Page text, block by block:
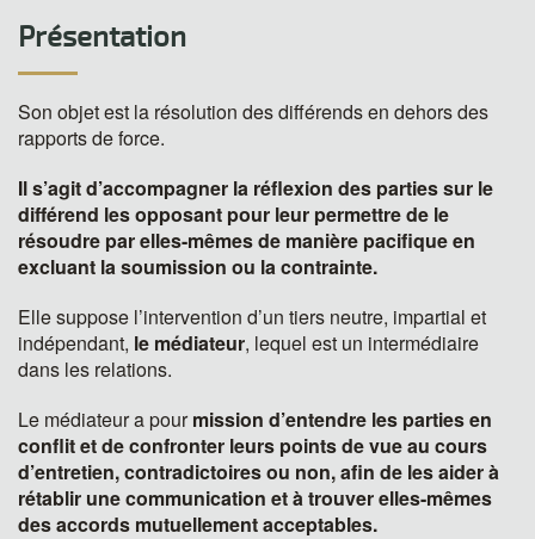
Présentation
Son objet est la résolution des différends en dehors des
rapports de force.
Il s’agit d’accompagner la réflexion des parties sur le
différend les opposant pour leur permettre de le
résoudre par elles-mêmes de manière pacifique en
excluant la soumission ou la contrainte.
Elle suppose l’intervention d’un tiers neutre, impartial et
indépendant, le médiateur, lequel est un intermédiaire
dans les relations.
Le médiateur a pourmission d’entendre les parties en
conflit et de confronter leurs points de vue au cours
d’entretien, contradictoires ou non, afin de les aider à
rétablir une communication et à trouver elles-mêmes
des accords mutuellement acceptables.